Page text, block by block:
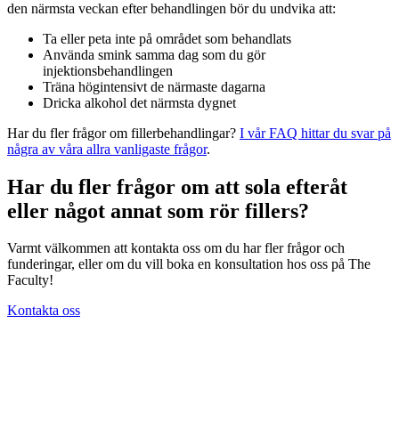
den närmsta veckan efter behandlingen bör du undvika att:
Ta eller peta inte på området som behandlats
Använda smink samma dag som du gör
injektionsbehandlingen
Träna högintensivt de närmaste dagarna
Dricka alkohol det närmsta dygnet
Har du fler frågor om fillerbehandlingar? I vår FAQ hittar du svar på
några av våra allra vanligaste frågor.
Har du fler frågor om att sola efteråt
eller något annat som rör fillers?
Varmt välkommen att kontakta oss om du har fler frågor och
funderingar, eller om du vill boka en konsultation hos oss på The
Faculty!
Kontakta oss